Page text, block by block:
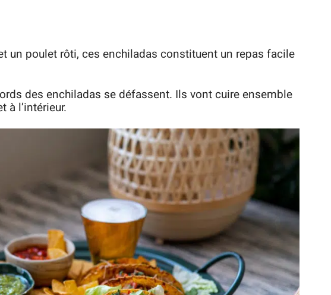
un poulet rôti, ces enchiladas constituent un repas facile
des enchiladas se défassent. Ils vont cuire ensemble
à l’intérieur.